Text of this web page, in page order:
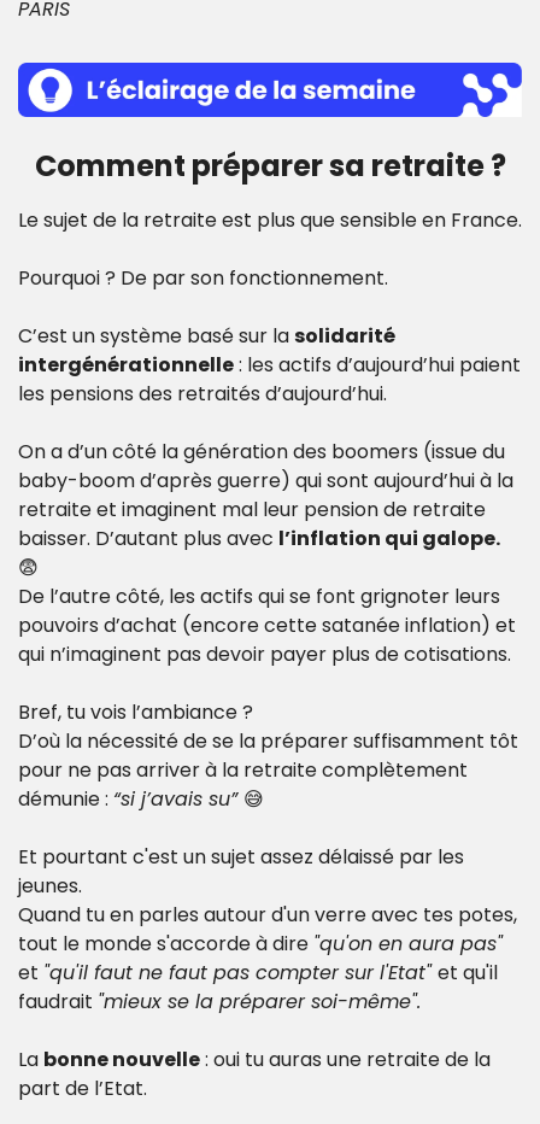
PARIS
Comment préparer sa retraite ?
Le sujet de la retraite est plus que sensible en France.
Pourquoi ? De par son fonctionnement.
C’est un système basé sur la solidarité
intergénérationnelle : les actifs d’aujourd’hui paient
les pensions des retraités d’aujourd’hui.
On a d’un côté la génération des boomers (issue du
baby-boom d’après guerre) qui sont aujourd’hui à la
retraite et imaginent mal leur pension de retraite
baisser. D’autant plus avec
😨
De l’autre côté, les actifs qui se font grignoter leurs
pouvoirs d’achat (encore cette satanée inflation) et
qui n’imaginent pas devoir payer plus de cotisations.
Bref, tu vois l’ambiance ?
D’où la nécessité de se la préparer suffisamment tôt
pour ne pas arriver à la retraite complètement
démunie : “si j’avais su” 😅
Et pourtant c'est un sujet assez délaissé par les
jeunes.
Quand tu en parles autour d'un verre avec tes potes,
tout le monde s'accorde à dire "qu'on en aura pas"
et "qu'il faut ne faut pas compter sur l'Etat" et qu'il
faudrait "mieux se la préparer soi-même".
La bonne nouvelle : oui tu auras une retraite de la
part de l’Etat.